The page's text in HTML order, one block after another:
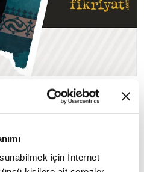
için İnternet
111-165. ayetleri
her türlü delile rağmen